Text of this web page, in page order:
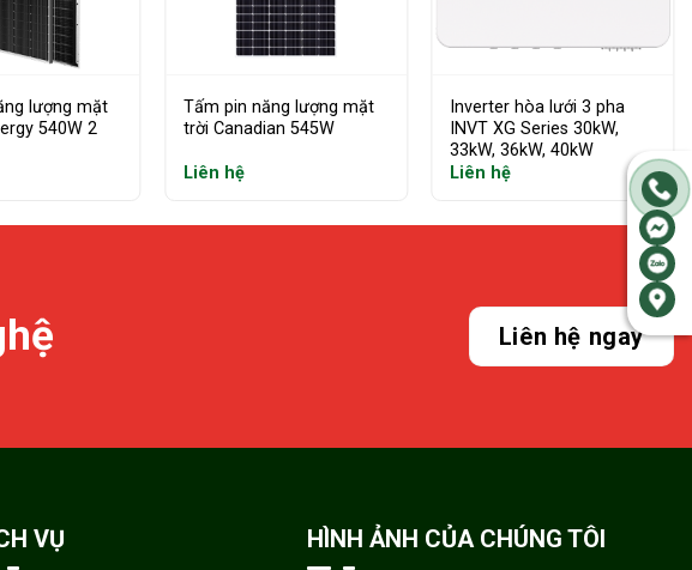
lượng mặt
540W 2
Tấm pin năng lượng mặt
trời Canadian 545W
Liên hệ
Inverter hòa lưới 3 pha
INVT XG Series 30kW,
33kW, 36kW, 40kW
Liên hệ
Liên hệ ngay
VỤ HÌNH ẢNH CỦA CHÚNG TÔI